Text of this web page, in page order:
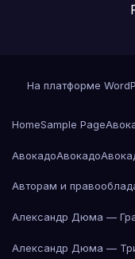
На платформе
HomeSample Page
АвокадоАвокадо
Авторам и
Александр Дюма —
Александр Дюма —